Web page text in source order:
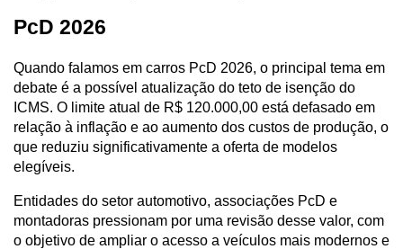
PcD 2026
Quando falamos em carros PcD 2026, o principal tema em
debate é a possível atualização do teto de isenção do
ICMS. O limite atual de R$ 120.000,00 está defasado em
relação à inflação e ao aumento dos custos de produção, o
que reduziu significativamente a oferta de modelos
elegíveis.
Entidades do setor automotivo, associações PcD e
montadoras pressionam por uma revisão desse valor, com
o objetivo de ampliar o acesso a veículos mais modernos e